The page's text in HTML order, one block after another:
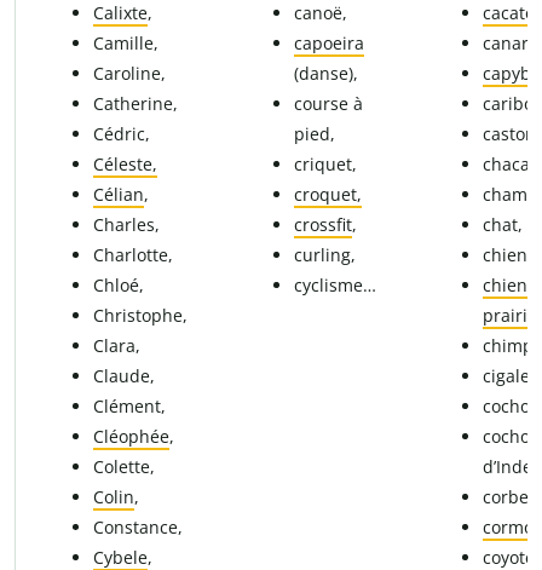
Calixte,
Camille,
Caroline,
Catherine,
Cédric,
Céleste,
Célian,
Charles,
Charlotte,
Chloé,
Christophe,
Clara,
Claude,
Clément,
Cléophée,
Colette,
Colin,
Constance,
Cybele,
canoë,
capoeira
(danse),
course à
pied,
criquet,
croquet,
crossfit,
curling,
cyclisme…
castor,
chacal,
chat,
chien,
chien
prairie
cigale,
cochon
d’Inde,
coyote,